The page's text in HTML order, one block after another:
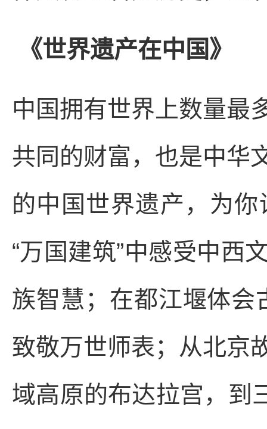
《世界遗产在中国》
中国拥有世界上数量最
共同的财富，也是中华
的中国世界遗产，为
“万国建筑”中感受中西
族智慧；在都江堰体会
致敬万世师表；从北京
域高原的布达拉宫，